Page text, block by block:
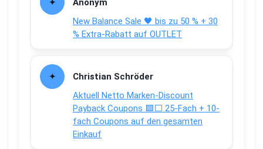
Anonym
New Balance Sale 🖤 bis zu 50 % + 30
% Extra-Rabatt auf OUTLET
Christian Schröder
Aktuell Netto Marken-Discount
Payback Coupons 🟦⬜ 25-Fach + 10-
fach Coupons auf den gesamten
Einkauf